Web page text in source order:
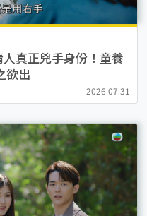
真正兇手身份！童養
欲出
2026.07.31